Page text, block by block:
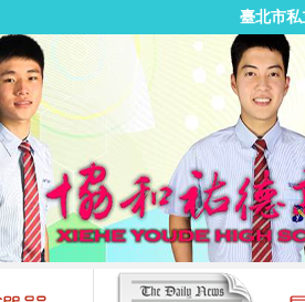
臺北市